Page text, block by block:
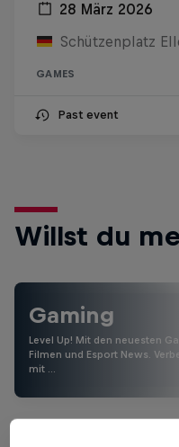
28 März 2026
Schützenplatz
GAMES
Past event
Willst du
Gaming
Level Up! Mit den neuesten
Filmen und Esport News.
mit …